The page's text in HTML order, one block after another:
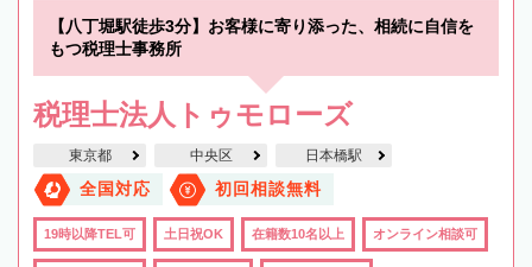
【八丁堀駅徒歩3分】お客様に寄り添った、相続に自信を
もつ税理士事務所
税理士法人トゥモローズ
東京都 中央区 日本橋駅
全国対応 初回相談無料
19時以降TEL可 土日祝OK 在籍数10名以上 オンライン相談可